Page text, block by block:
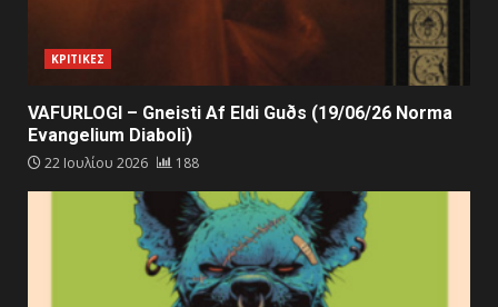
ΚΡΙΤΙΚΕΣ
VAFURLOGI – Gneisti Af Eldi Guðs (19/06/26 Norma
Evangelium Diaboli)
22 Ιουλίου 2026 188